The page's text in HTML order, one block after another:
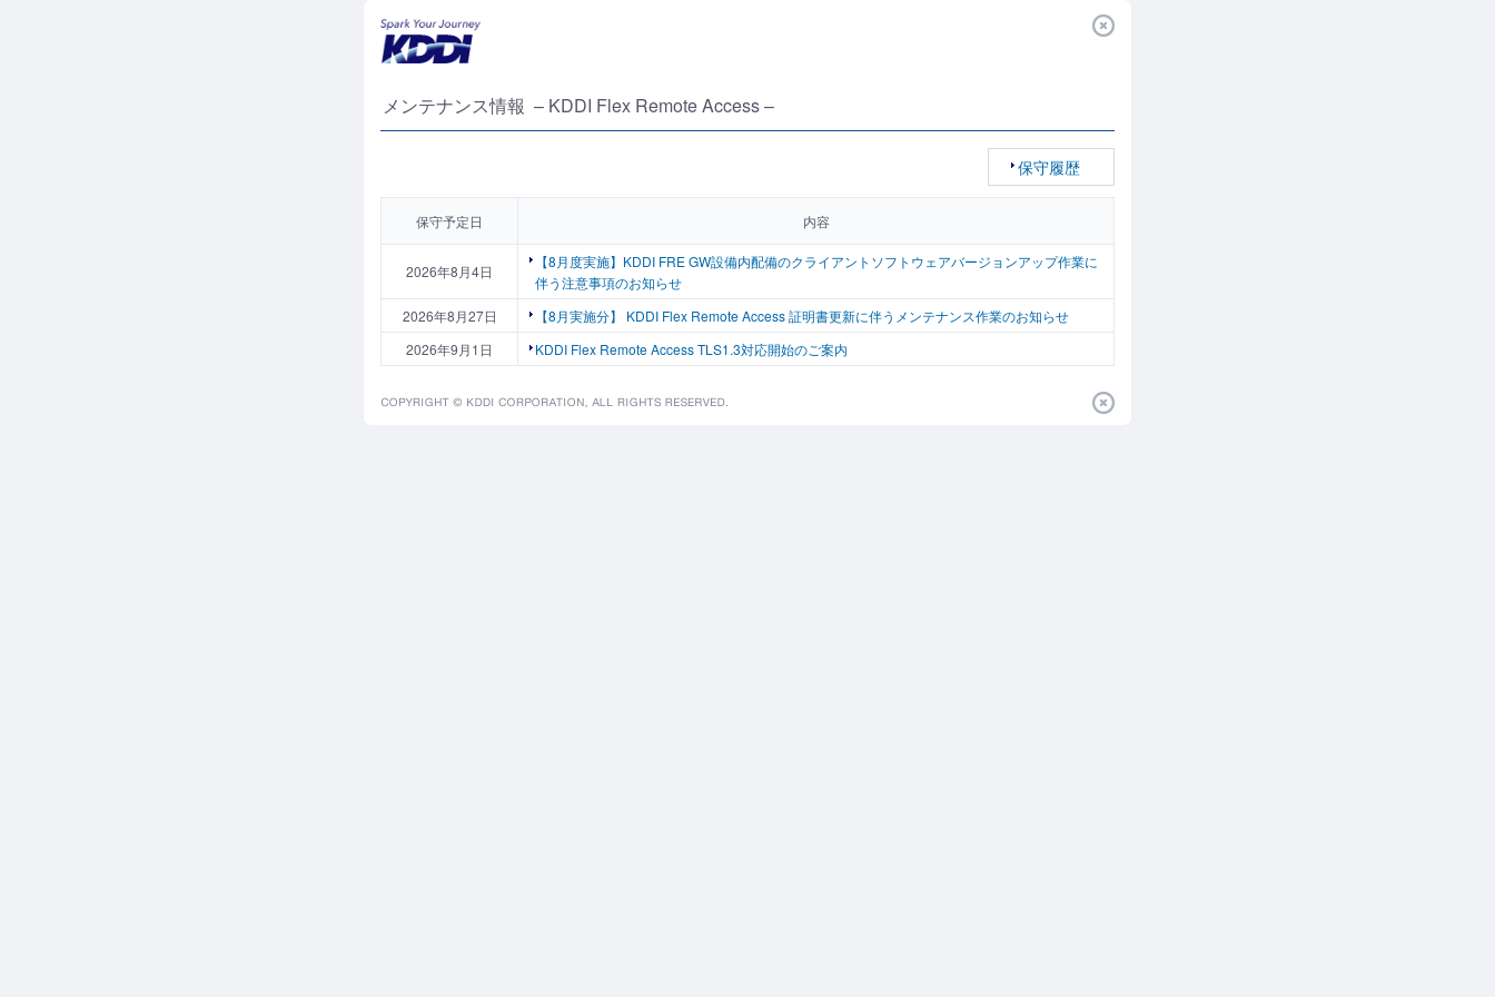
メンテナンス情報 – KDDI Flex Remote Access –
保守履歴
保守予定日 内容
2026年8月4日
【8月度実施】KDDI FRE GW設備内配備のクライアントソフトウェアバージョンアップ作業に
伴う注意事項のお知らせ
2026年8月27日
【8月実施分】 KDDI Flex Remote Access 証明書更新に伴うメンテナンス作業のお知らせ
2026年9月1日
KDDI Flex Remote Access TLS1.3対応開始のご案内